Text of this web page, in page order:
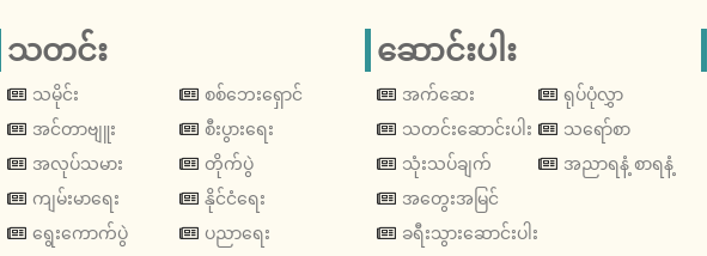
သတင်း
သမိုင်း
အင်တာဗျူး
အလုပ်သမား
ကျမ်းမာရေး
ရွေးကောက်ပွဲ
စစ်ဘေးရှောင်
စီးပွားရေး
တိုက်ပွဲ
နိုင်ငံရေး
ပညာရေး
ဆောင်းပါး
အက်ဆေး
သတင်းဆောင်းပါး
သုံးသပ်ချက်
အတွေးအမြင်
ခရီးသွားဆောင်းပါး
ရုပ်ပုံလွှာ
သရော်စာ
အညာရနံ့ စာရနံ့